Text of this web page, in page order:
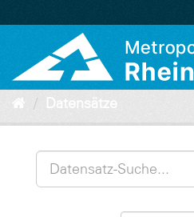
zum
Datensätze